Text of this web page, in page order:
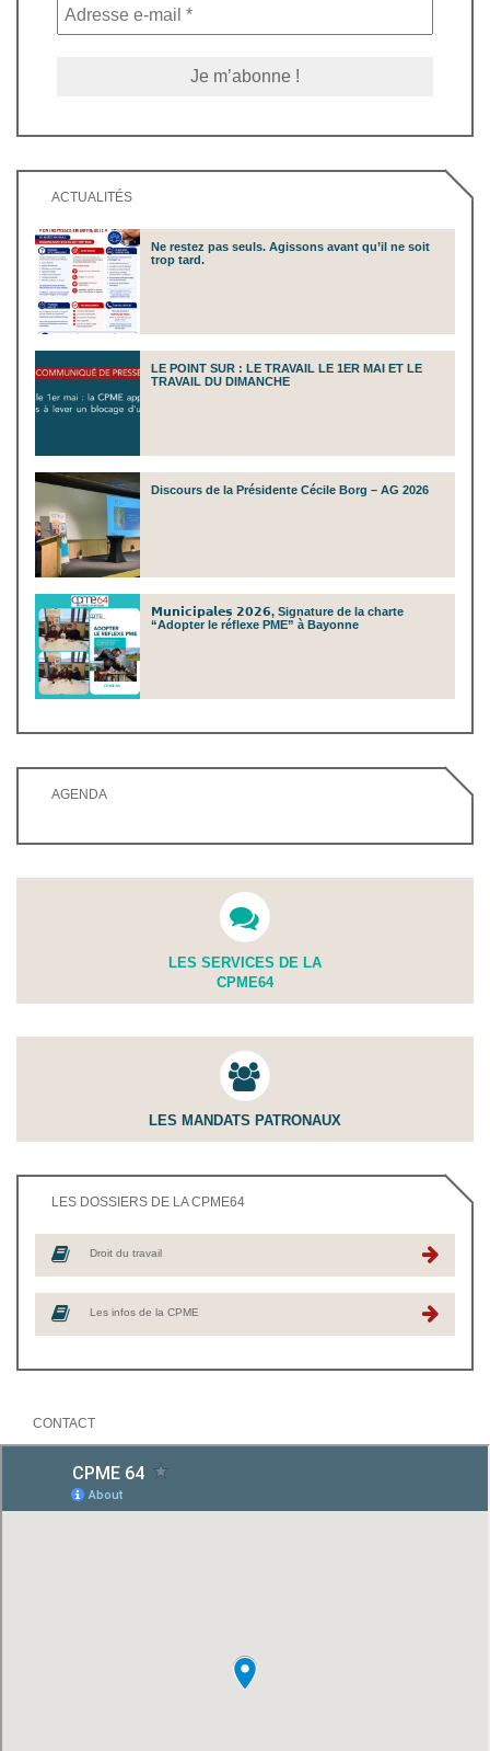
ACTUALITÉS
Ne restez pas seuls. Agissons avant qu’il ne soit
trop tard.
LE POINT SUR : LE TRAVAIL LE 1ER MAI ET LE
TRAVAIL DU DIMANCHE
Discours de la Présidente Cécile Borg – AG 2026
𝗠𝘂𝗻𝗶𝗰𝗶𝗽𝗮𝗹𝗲𝘀 𝟮𝟬𝟮𝟲, Signature de la charte
“Adopter le réflexe PME” à Bayonne
AGENDA
LES SERVICES DE LA
CPME64
LES MANDATS PATRONAUX
LES DOSSIERS DE LA CPME64
Droit du travail
Les infos de la CPME
CONTACT